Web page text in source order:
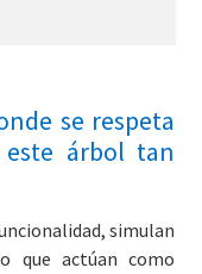
se respeta
árbol tan
simulan
que actúan como